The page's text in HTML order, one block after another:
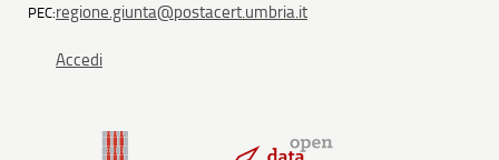
PEC:regione.giunta@postacert.umbria.it
Accedi